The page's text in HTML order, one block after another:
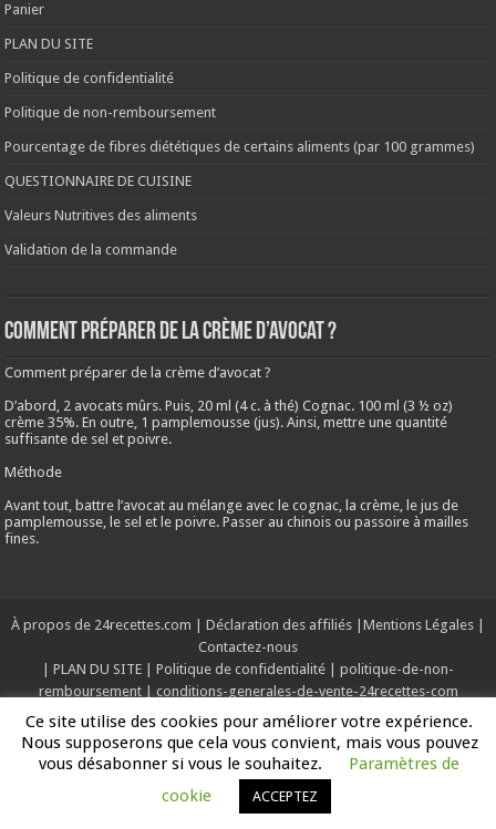
Panier
PLAN DU SITE
Politique de confidentialité
Politique de non-remboursement
Pourcentage de fibres diététiques de certains aliments (par 100 grammes)
QUESTIONNAIRE DE CUISINE
Valeurs Nutritives des aliments
Validation de la commande
Comment préparer de la crème d’avocat ?
Comment préparer de la crème d’avocat ?
D’abord, 2 avocats mûrs. Puis, 20 ml (4 c. à thé) Cognac. 100 ml (3 ½ oz)
crème 35%. En outre, 1 pamplemousse (jus). Ainsi, mettre une quantité
suffisante de sel et poivre.
Méthode
Avant tout, battre l’avocat au mélange avec le cognac, la crème, le jus de
pamplemousse, le sel et le poivre. Passer au chinois ou passoire à mailles
fines.
À propos de 24recettes.com Déclaration des affiliés Mentions Légales
Contactez-nous
PLAN DU SITE Politique de confidentialité
politique-de-non-
remboursement| conditions-generales-de-vente-24recettes-com
Copyright © 2019-2025, Tous les droits sont réservés
Ce site utilise des cookies pour améliorer votre expérience.
Nous supposerons que cela vous convient, mais vous pouvez
vous désabonner si vous le souhaitez.
Paramètres de
cookie
ACCEPTEZ